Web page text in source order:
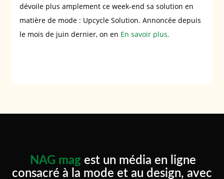
dévoile plus amplement ce week-end sa solution en
matière de mode : Upcycle Solution. Annoncée depuis
le mois de juin dernier, on en En savoir plus.
NAG mag est un média en ligne
consacré à la mode et au design, avec